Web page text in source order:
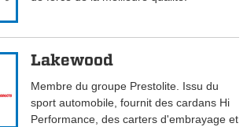
Lakewood
Membre du groupe Prestolite. Issu du
sport automobile, fournit des cardans Hi
Performance, des carters d'embrayage et